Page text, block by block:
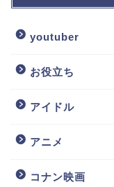
youtuber
お役立ち
アイドル
アニメ
コナン映画